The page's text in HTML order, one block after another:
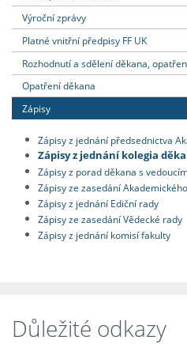
Výroční zprávy
Platné vnitřní předpisy FF UK
Rozhodnutí a sdělení děkana,
Opatření děkana
Zápisy
Zápisy z jednání předsednictva
Zápisy z jednání kolegia
Zápisy z porad děkana s
Zápisy ze zasedání
Zápisy z jednání Ediční rady
Zápisy ze zasedání Vědecké rady
Zápisy z jednání komisí fakulty
Důležité odkazy